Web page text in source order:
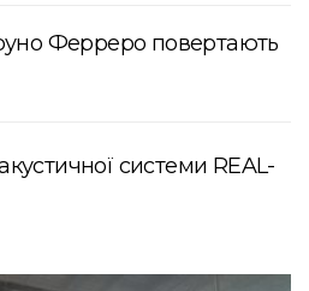
Ферреро повертають
системи REAL-